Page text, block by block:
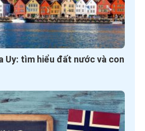
Uy: tìm hiểu đất nước và con